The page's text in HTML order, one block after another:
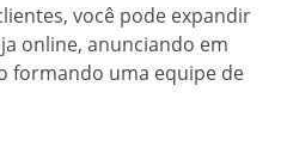
você pode expandir
online, anunciando em
formando uma equipe de